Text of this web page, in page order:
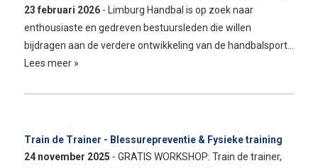
23 februari 2026 - Limburg Handbal is op zoek naar
enthousiaste en gedreven bestuursleden die willen
bijdragen aan de verdere ontwikkeling van de handbalsport…
Lees meer »
Train de Trainer - Blessurepreventie & Fysieke training
24 november 2025 - GRATIS WORKSHOP: Train de trainer,